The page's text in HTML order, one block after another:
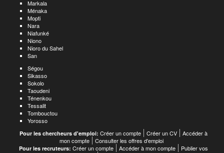
Markala
Ménaka
Mopti
Nara
Niafunké
Niono
Nioro du Sahel
San
Ségou
Sikasso
Sokolo
Taoudeni
Ténenkou
Tessalit
Tombouctou
Yorosso
Pour les chercheurs d'emploi: Créer un compte Créer un CV
Accéder à
mon compte
Consulter les offres d'emploi
Pour les recruteurs: Créer un compte Accéder à mon compte
Publier vos